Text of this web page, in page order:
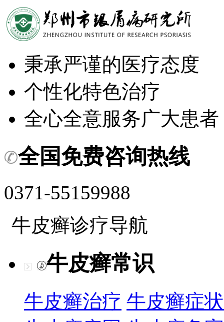
秉承严谨的医疗态度
个性化特色治疗
全心全意服务广大患者
全国免费咨询热线
0371-55159988
牛皮癣诊疗导航
牛皮癣常识
牛皮癣治疗 牛皮癣症状